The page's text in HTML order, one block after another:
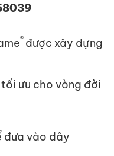
® được xây dựng
ưu cho vòng đời
đưa vào dây